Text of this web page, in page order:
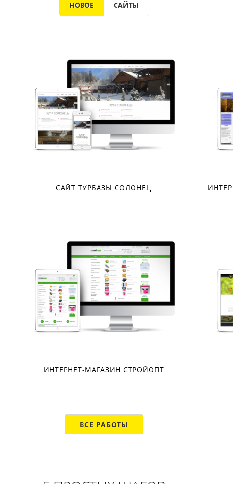
НОВОЕ САЙТЫ
САЙТ ТУРБАЗЫ СОЛОНЕЦ
ИНТЕРНЕТ-МАГАЗИН СТРОЙОПТ
ВСЕ РАБОТЫ